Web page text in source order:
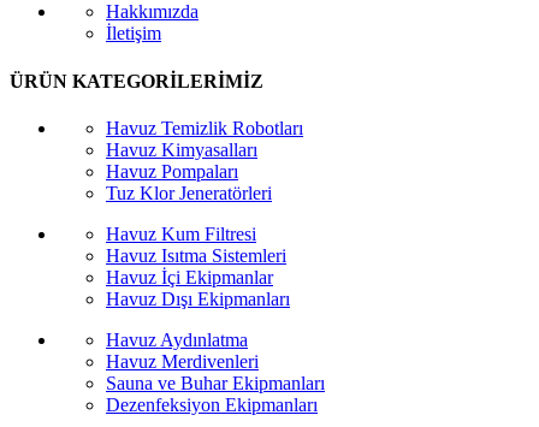
Hakkımızda
İletişim
ÜRÜN KATEGORİLERİMİZ
Havuz Temizlik Robotları
Havuz Kimyasalları
Havuz Pompaları
Tuz Klor Jeneratörleri
Havuz Kum Filtresi
Havuz Isıtma Sistemleri
Havuz İçi Ekipmanlar
Havuz Dışı Ekipmanları
Havuz Aydınlatma
Havuz Merdivenleri
Sauna ve Buhar Ekipmanları
Dezenfeksiyon Ekipmanları